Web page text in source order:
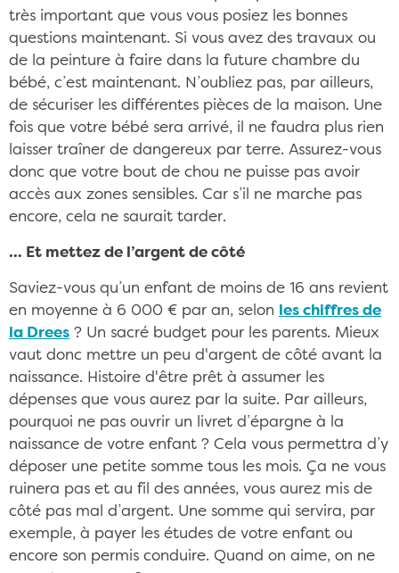
très important que vous vous posiez les bonnes
questions maintenant. Si vous avez des travaux ou
de la peinture à faire dans la future chambre du
bébé, c’est maintenant. N’oubliez pas, par ailleurs,
de sécuriser les différentes pièces de la maison. Une
fois que votre bébé sera arrivé, il ne faudra plus rien
laisser traîner de dangereux par terre. Assurez-vous
donc que votre bout de chou ne puisse pas avoir
accès aux zones sensibles. Car s’il ne marche pas
encore, cela ne saurait tarder.
… Et mettez de l’argent de côté
Saviez-vous qu’un enfant de moins de 16 ans revient
en moyenne à 6 000 € par an, selon les chiffres de
la Drees ? Un sacré budget pour les parents. Mieux
vaut donc mettre un peu d'argent de côté avant la
naissance. Histoire d'être prêt à assumer les
dépenses que vous aurez par la suite. Par ailleurs,
pourquoi ne pas ouvrir un livret d’épargne à la
naissance de votre enfant ? Cela vous permettra d’y
déposer une petite somme tous les mois. Ça ne vous
ruinera pas et au fil des années, vous aurez mis de
côté pas mal d’argent. Une somme qui servira, par
exemple, à payer les études de votre enfant ou
encore son permis conduire. Quand on aime, on ne